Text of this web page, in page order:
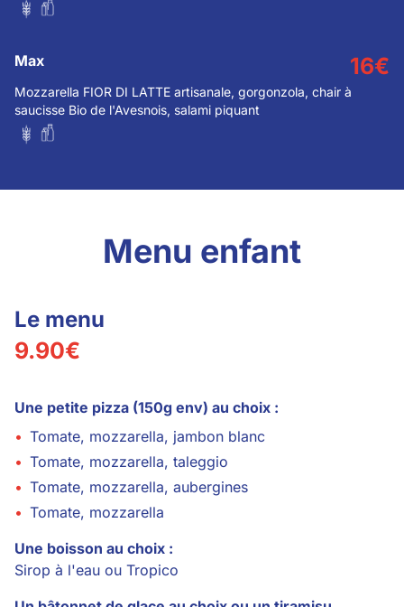
Max 16€
Mozzarella FIOR DI LATTE artisanale, gorgonzola, chair à
saucisse Bio de l'Avesnois, salami piquant
Menu enfant
Le menu
9.90€
Une petite pizza (150g env) au choix :
• Tomate, mozzarella, jambon blanc
• Tomate, mozzarella, taleggio
• Tomate, mozzarella, aubergines
• Tomate, mozzarella
Une boisson au choix :
Sirop à l'eau ou Tropico